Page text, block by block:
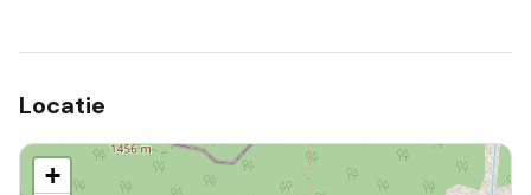
Locatie
+